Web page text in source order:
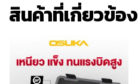
สินค้าที่เกี่ยวข้อง